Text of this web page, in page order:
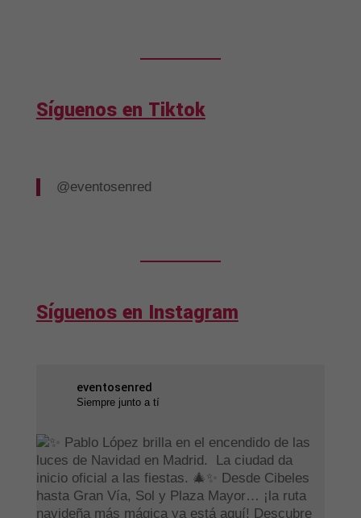
Síguenos en Tiktok
@eventosenred
Síguenos en Instagram
eventosenred
Siempre junto a tí